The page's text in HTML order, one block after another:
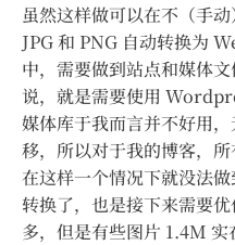
虽然这样做可以在不（手
JPG 和 PNG 自动转换为
中，需要做到站点和媒体
说，就是需要使用
媒体库于我而言并不好用
移，所以对于我的博客，
在这样一个情况下就没法
转换了，也是接下来需要
多，但是有些图片 1.4M 实